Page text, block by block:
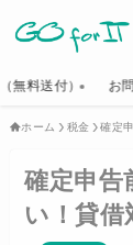
無料送付） お
ホーム 税金 確定
確定申告
い！貸借